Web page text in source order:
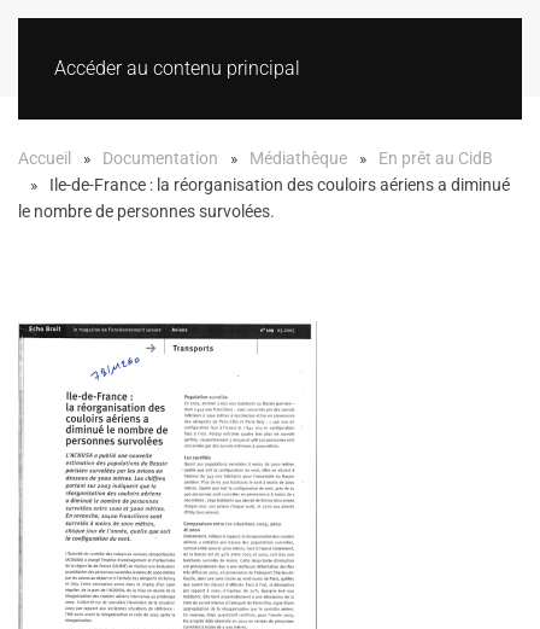
Accéder au contenu principal
Accueil Documentation Médiathèque
En prêt au CidB
Ile-de-France : la réorganisation des couloirs aériens a diminué
le nombre de personnes survolées.